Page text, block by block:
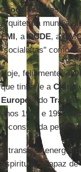
"Socialista"está
arquitetura mundial
FMI, aOCDE, a
"socialistas" como
Hoje, felizmente, a
que tinha, e a China
Europeiado
anos 1980 e 1990.
reconstruída pelos
A transição
espiritual... capaz